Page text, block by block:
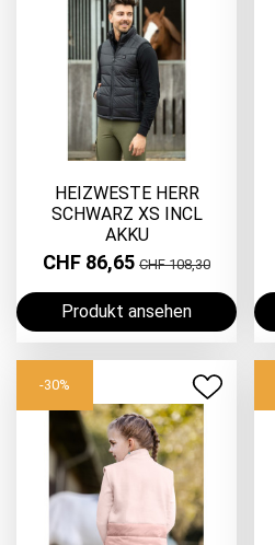
HEIZWESTE HERR
SCHWARZ XS INCL
AKKU
CHF 86,65 CHF 108,30
Produkt ansehen
-30%